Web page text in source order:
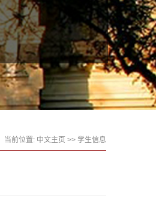
当前位置: 中文主页 >> 学生信息